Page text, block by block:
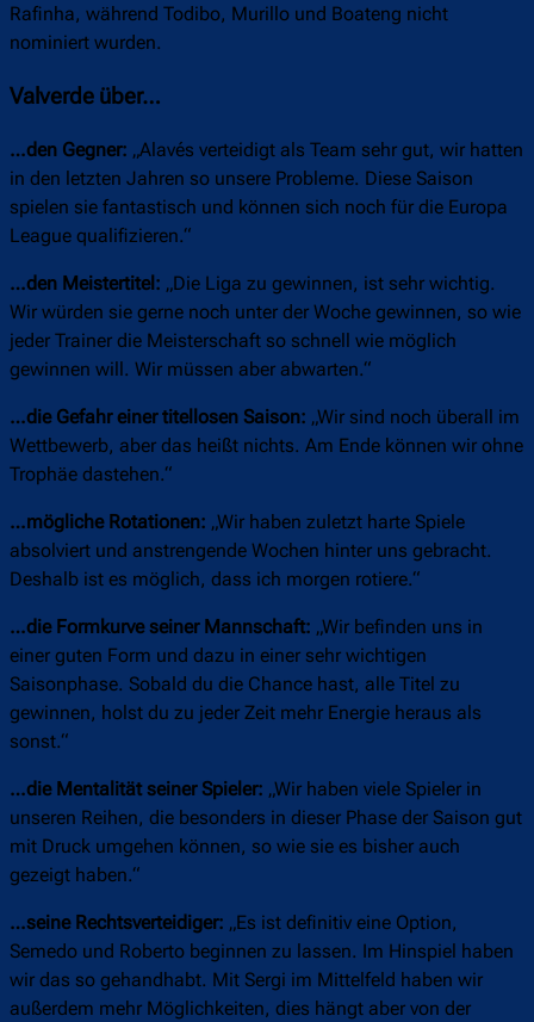
Rafinha, während Todibo, Murillo und Boateng nicht
nominiert wurden.
Valverde über…
…den Gegner: „Alavés verteidigt als Team sehr gut, wir hatten
in den letzten Jahren so unsere Probleme. Diese Saison
spielen sie fantastisch und können sich noch für die Europa
League qualifizieren.“
…den Meistertitel: „Die Liga zu gewinnen, ist sehr wichtig.
Wir würden sie gerne noch unter der Woche gewinnen, so wie
jeder Trainer die Meisterschaft so schnell wie möglich
gewinnen will. Wir müssen aber abwarten.“
…die Gefahr einer titellosen Saison: „Wir sind noch überall im
Wettbewerb, aber das heißt nichts. Am Ende können wir ohne
Trophäe dastehen.“
…mögliche Rotationen: „Wir haben zuletzt harte Spiele
absolviert und anstrengende Wochen hinter uns gebracht.
Deshalb ist es möglich, dass ich morgen rotiere.“
…die Formkurve seiner Mannschaft: „Wir befinden uns in
einer guten Form und dazu in einer sehr wichtigen
Saisonphase. Sobald du die Chance hast, alle Titel zu
gewinnen, holst du zu jeder Zeit mehr Energie heraus als
sonst.“
…die Mentalität seiner Spieler: „Wir haben viele Spieler in
unseren Reihen, die besonders in dieser Phase der Saison gut
mit Druck umgehen können, so wie sie es bisher auch
gezeigt haben.“
…seine Rechtsverteidiger: „Es ist definitiv eine Option,
Semedo und Roberto beginnen zu lassen. Im Hinspiel haben
wir das so gehandhabt. Mit Sergi im Mittelfeld haben wir
außerdem mehr Möglichkeiten, dies hängt aber von der